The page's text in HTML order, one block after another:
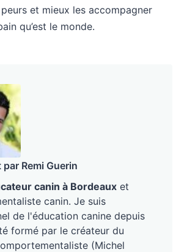
et mieux les accompagner
qu’est le monde.
Remi Guerin
canin à Bordeaux et
canin. Je suis
de l'éducation canine depuis
formé par le créateur du
(Michel